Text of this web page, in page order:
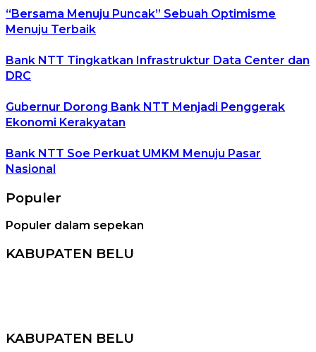
“Bersama Menuju Puncak” Sebuah Optimisme
Menuju Terbaik
Bank NTT Tingkatkan Infrastruktur Data Center dan
DRC
Gubernur Dorong Bank NTT Menjadi Penggerak
Ekonomi Kerakyatan
Bank NTT Soe Perkuat UMKM Menuju Pasar
Nasional
Populer
Populer dalam sepekan
KABUPATEN BELU
KABUPATEN BELU